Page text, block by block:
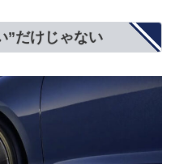
”だけじゃない